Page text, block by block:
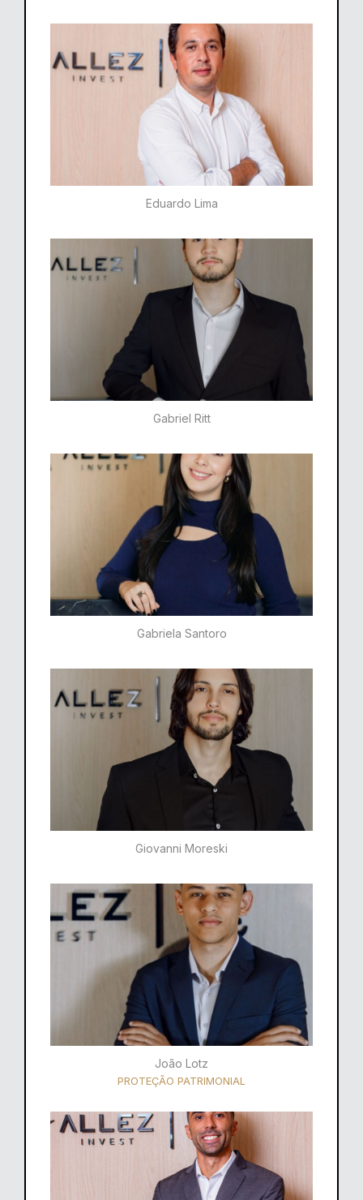
Eduardo Lima
Gabriel Ritt
Gabriela Santoro​
Giovanni Moreski
João Lotz
PROTEÇÃO PATRIMONIAL